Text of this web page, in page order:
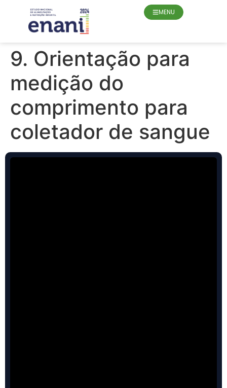
conteúdo
MENU
9. Orientação para
medição do
comprimento para
coletador de sangue